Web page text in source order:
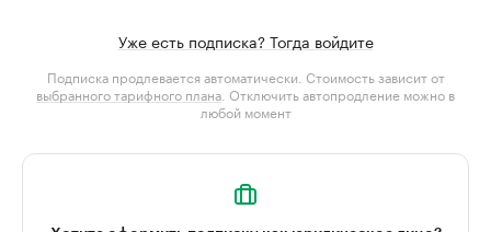
Уже есть подписка? Тогда войдите
Подписка продлевается автоматически. Стоимость зависит от
выбранного тарифного плана . Отключить автопродление можно в
любой момент